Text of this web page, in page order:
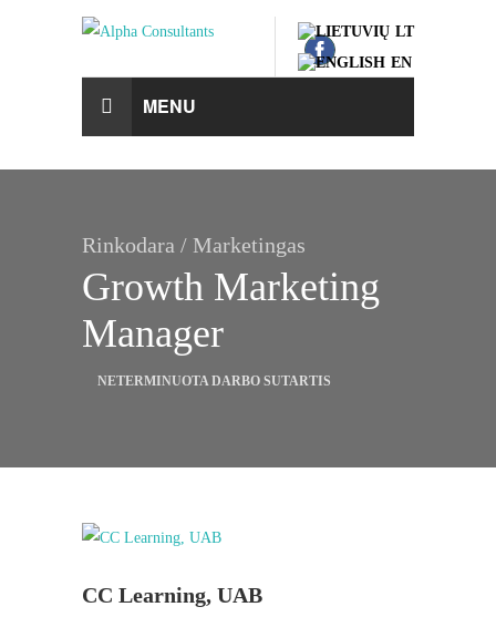
MENU
LT
EN
Rinkodara / Marketingas
Growth Marketing
Manager
NETERMINUOTA DARBO SUTARTIS
CC Learning, UAB